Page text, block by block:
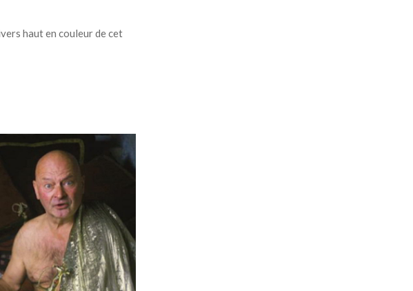
haut en couleur de cet